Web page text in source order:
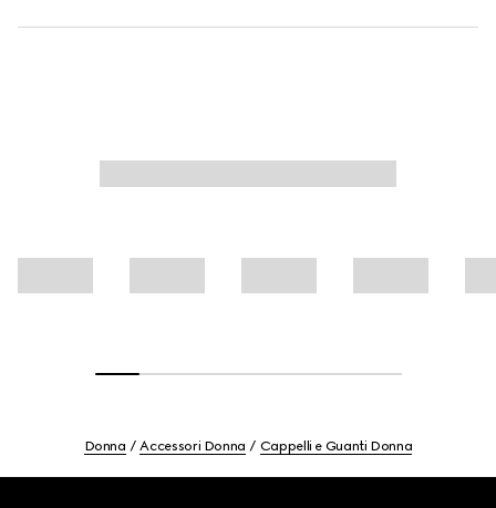
Donna Accessori Donna Cappelli e Guanti Donna